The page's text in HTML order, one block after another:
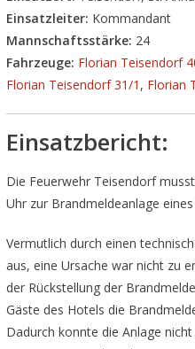
Einsatzleiter: Kommandant
Mannschaftsstärke: 24
Fahrzeuge: Florian Teisendorf
Florian Teisendorf 31/1 , Florian
Einsatzbericht:
Die Feuerwehr Teisendorf
Uhr zur Brandmeldeanlage
Vermutlich durch einen
aus, eine Ursache war nicht zu
der Rückstellung der
Gäste des Hotels die
Dadurch konnte die Anlage